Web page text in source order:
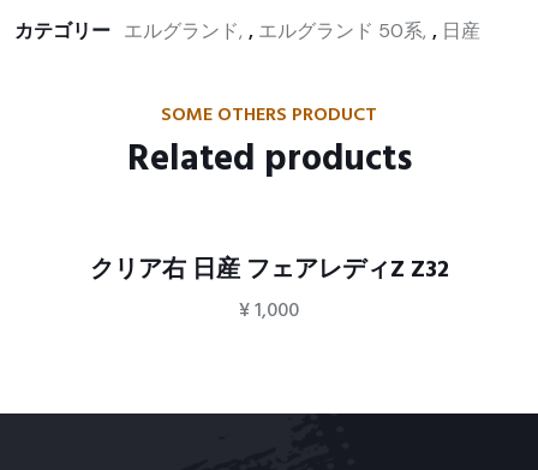
カテゴリー エルグランド , エルグランド 50系 , 日産
SOME OTHERS PRODUCT
Related products
クリア右 日産 フェアレディZ Z32
¥1,000